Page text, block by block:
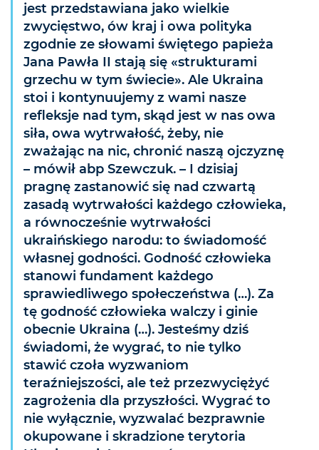
jest przedstawiana jako wielkie
zwycięstwo, ów kraj i owa polityka
zgodnie ze słowami świętego papieża
Jana Pawła II stają się «strukturami
grzechu w tym świecie». Ale Ukraina
stoi i kontynuujemy z wami nasze
refleksje nad tym, skąd jest w nas owa
siła, owa wytrwałość, żeby, nie
zważając na nic, chronić naszą ojczyznę
– mówił abp Szewczuk. – I dzisiaj
pragnę zastanowić się nad czwartą
zasadą wytrwałości każdego człowieka,
a równocześnie wytrwałości
ukraińskiego narodu: to świadomość
własnej godności. Godność człowieka
stanowi fundament każdego
sprawiedliwego społeczeństwa (…). Za
tę godność człowieka walczy i ginie
obecnie Ukraina (…). Jesteśmy dziś
świadomi, że wygrać, to nie tylko
stawić czoła wyzwaniom
teraźniejszości, ale też przezwyciężyć
zagrożenia dla przyszłości. Wygrać to
nie wyłącznie, wyzwalać bezprawnie
okupowane i skradzione terytoria